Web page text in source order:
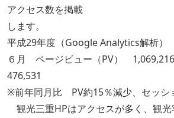
アクセス数を掲載
します。
平成29年度（Google Analytics解析）
６月 ページビュー（PV）
476,531
※前年同月比 PV約15％減少、セッシ
観光三重HPはアクセスが多く、観光